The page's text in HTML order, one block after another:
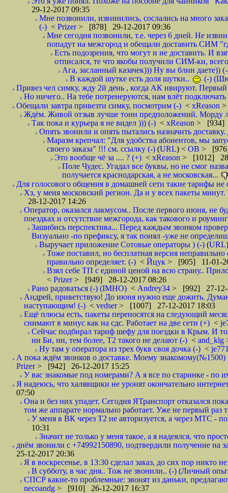
29-12-2017 09:35
Мне позвонили, извинились, сослались на много
(-) < Prizer> [878] 29-12-2017 09:36
Мне сегодня позвонили, т.е. через 6 дней. Не
попадут на межгород и обещали доставить СИМ
Есть подозрения, что могут и не доставить. И
отписался, те что якобы получили СИМ-ки,
Ага, засланный казачек))) Ну вы блин даете))
В каждой шутке есть доля шутки..
(-)
Привез чел симку, жду 2й день , когда АК ивируют. Первый
Но ничего.. На тебе потренеруются, нам влёт подключать
Обещали завтра привезти симку, посмотрим (-) < xReason
Ждём. Живой отзыв лучше тонн предположений. Морду
Так пока и курьера я не видел ))) (-) < xReason > [934]
Опять звонили и опять пытались назначить
Маразм крепчал: "Для удобства абонентов, мы
своего заказа" !!! см. ссылку (-) (URL) < ОВ >
Это вообще чё за .... ? (+) < xReason > [1012]
Поле Чудес. Угадал все буквы, но не смог
получается краснодарская, а не московская...
Для голосового общения в домашней сети такие тарифы не
Хз, у меня московский регион. Да и у всех пакеты
28-12-2017 14:26
Оператор, оказался лакмусом.. После первого июня, не
поездках и отсутствие межгорода, как такового и
Зашибись перспектива... Перед каждым звонком
Визуально -по префиксу, я так понял -уже не
Выручает приложение Сотовые операторы ) (-) (URL
Тоже поставил, но бесплатная версия
правильно определяет. (-) < Йцук > [905] 11-01-
Взял себе ТП с единой ценой на всю страну..
< Prizer> [949] 28-12-2017 08:26
Рано радоваться (-) (IMHO) < Andrey34 > [992] 27-12-
Андрей, приветствую! До июня нужно еще дожить.
наступающим! (-) < vedser> [1007] 27-12-2017 18:03
Ещё плюсы есть, пакеты переносятся на следующий
снимают в минус как на сдс. Работает на две сети (+) <
Сейчас подбирал тариф шефу для поездки в Крым. И
ни Би, ни, тем более, Т2 такого не делают (-) < and_klg
Ну там у оператора из трех букв своя дочка (-) <
А пока ждём звонков о доставке. Моему знакомому(№1500)
Prizer> [942] 26-12-2017 15:25
У вас знакомые под номерами? А я все по старинке - по
Я надеюсь, что халявщики не уронят окончательно
07:50
Она и без них упадет. Сегодня ЯТранспорт отказался
том же аппарате нормально работает. Уже не первый раз
У меня в ВК через Т2 не авторизуется, а через МТС -
10:31
Значит не только у меня такое, а я надеялся, что
днём звонили с +74992150890, подтвердили получение на
25-12-2017 20:36
Я в воскресенье, в 13:30 сделал заказ, до сих пор никто
В субботу, в час дня.. Тож не звонили.. (-) (Личный
СПСР какие-то проблемные: звонят из даньки,
necoandg > [910] 26-12-2017 16:37